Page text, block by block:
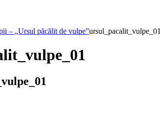
– „Ursul păcălit de vulpe”ursul_pacalit_vulpe_01